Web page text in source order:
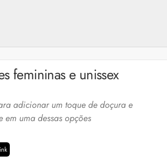
femininas e unissex
adicionar um toque de doçura e
uma dessas opções